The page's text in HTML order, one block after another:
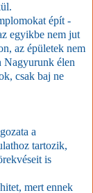
épít -
egyikbe nem jut
az épületek nem
Nagyurunk élen
csak baj ne
a
tartozik,
is
mert ennek